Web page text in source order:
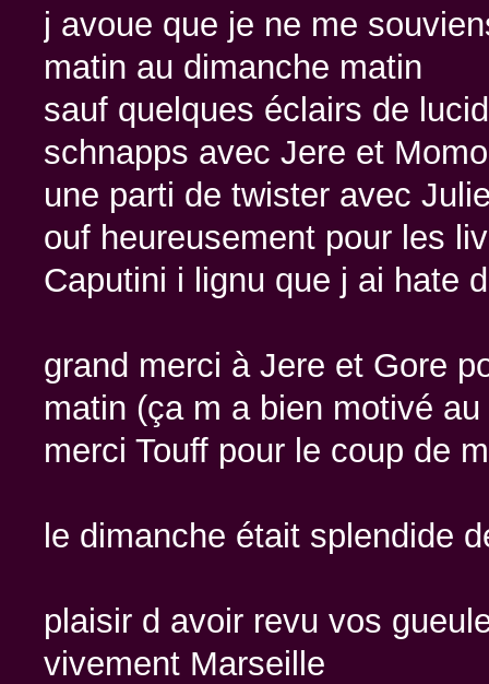
j avoue que je ne me
matin au dimanche matin
sauf quelques éclairs de
schnapps avec Jere et Momo
une parti de twister avec
ouf heureusement pour les
Caputini i lignu que j ai hate
grand merci à Jere et Gore
matin (ça m a bien motivé
merci Touff pour le coup de
le dimanche était splendide
plaisir d avoir revu vos
vivement Marseille